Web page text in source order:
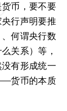
币，要不要
行声明要推
何谓央行数
关系）等，
有形成统一
货币的本质